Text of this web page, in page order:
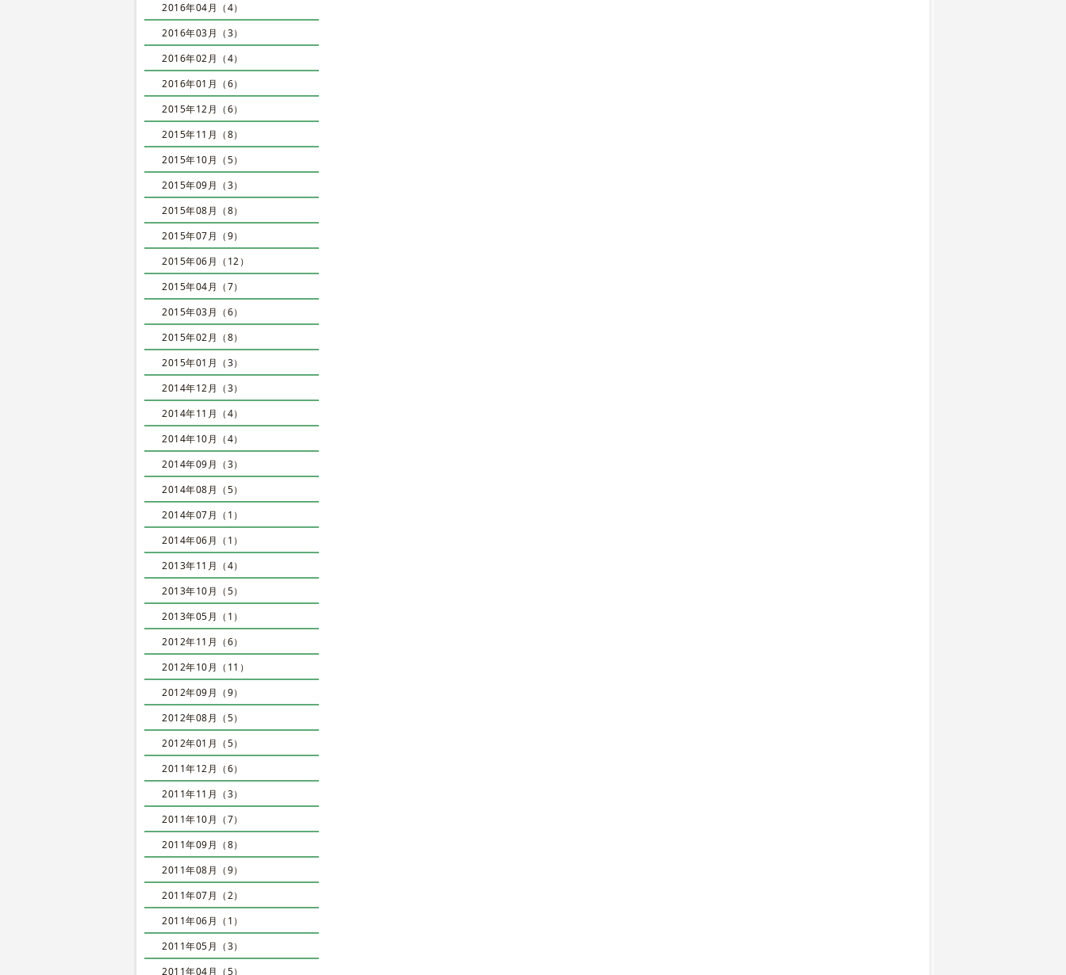
2016年04月（4）
2016年03月（3）
2016年02月（4）
2016年01月（6）
2015年12月（6）
2015年11月（8）
2015年10月（5）
2015年09月（3）
2015年08月（8）
2015年07月（9）
2015年06月（12）
2015年04月（7）
2015年03月（6）
2015年02月（8）
2015年01月（3）
2014年12月（3）
2014年11月（4）
2014年10月（4）
2014年09月（3）
2014年08月（5）
2014年07月（1）
2014年06月（1）
2013年11月（4）
2013年10月（5）
2013年05月（1）
2012年11月（6）
2012年10月（11）
2012年09月（9）
2012年08月（5）
2012年01月（5）
2011年12月（6）
2011年11月（3）
2011年10月（7）
2011年09月（8）
2011年08月（9）
2011年07月（2）
2011年06月（1）
2011年05月（3）
2011年04月（5）